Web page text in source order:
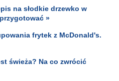
na słodkie drzewko w
»
frytek z McDonald's.
świeża? Na co zwrócić